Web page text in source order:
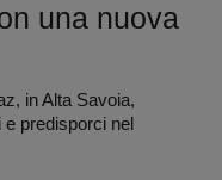
una nuova
in Alta Savoia,
predisporci nel